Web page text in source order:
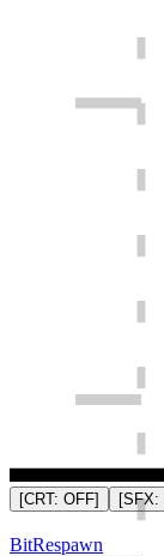
[CRT: OFF] [SFX:
BitRespawn